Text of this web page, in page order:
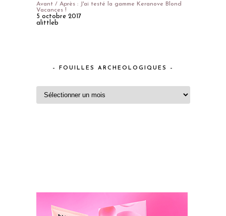
Avant / Après : J'ai testé la gamme Keranove Blond
Vacances !
5 octobre 2017
alittleb
– FOUILLES ARCHEOLOGIQUES –